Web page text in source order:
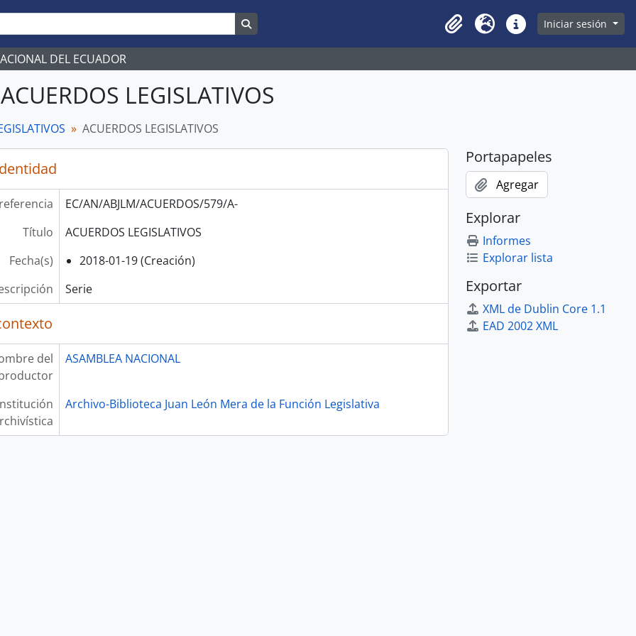
Clipboard
Idioma Enlaces rápidos
Iniciar sesión
DEL ECUADOR
LEGISLATIVOS
ACUERDOS LEGISLATIVOS
EC/AN/ABJLM/ACUERDOS/579/A-
Título
ACUERDOS LEGISLATIVOS
Fecha(s)
2018-01-19 (Creación)
Serie
del
ASAMBLEA NACIONAL
Archivo-Biblioteca Juan León Mera de la Función Legislativa
Portapapeles
Agregar
Explorar
Informes
Explorar lista
Exportar
XML de Dublin Core 1.1
EAD 2002 XML